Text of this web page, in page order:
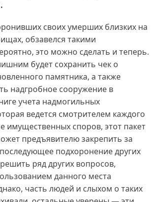
своих умерших близких на
обзавелся такими
это можно сделать и теперь.
будет сохранить чек о
памятника, а также
надгробное сооружение в
учета надмогильных
ведется смотрителем каждого
имущественных споров, этот пакет
предъявителю закрепить за
подхоронение других
ряд других вопросов,
данного места
часть людей и слыхом о таких